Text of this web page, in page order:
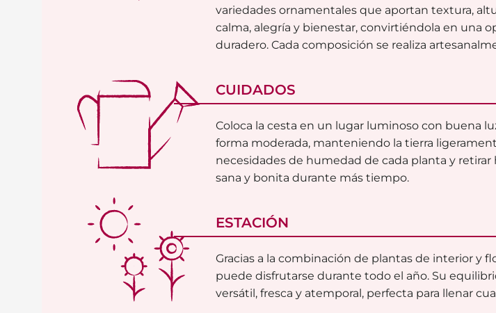
variedades ornamentales que aportan textura,
calma, alegría y bienestar, convirtiéndola en una
duradero. Cada composición se realiza
CUIDADOS
Coloca la cesta en un lugar luminoso con buena
forma moderada, manteniendo la tierra
necesidades de humedad de cada planta y
sana y bonita durante más tiempo.
ESTACIÓN
Gracias a la combinación de plantas de interior y
puede disfrutarse durante todo el año. Su
versátil, fresca y atemporal, perfecta para llenar